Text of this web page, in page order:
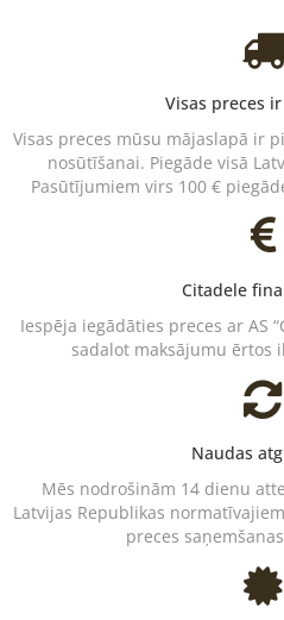
Visas preces
Visas preces mūsu mājaslapā ir
nosūtīšanai. Piegāde visā
Pasūtījumiem virs 100 €
Citadele
Iespēja iegādāties preces ar AS
sadalot maksājumu ērtos
Naudas
Mēs nodrošinām 14 dienu
Latvijas Republikas
preces